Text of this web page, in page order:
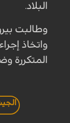
البلاد.
وطالبت
واتخاذ
المتكررة